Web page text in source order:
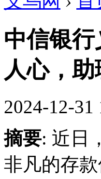
中信银
人心，
2024-12-31
摘要: 近日
非凡的存